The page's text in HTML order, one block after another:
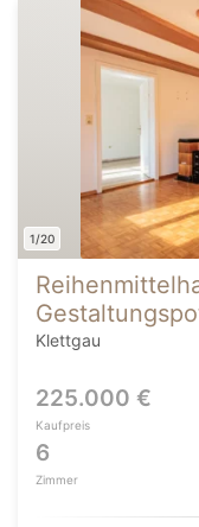
1/20
Klettgau
225.000 €
Kaufpreis
6
Zimmer